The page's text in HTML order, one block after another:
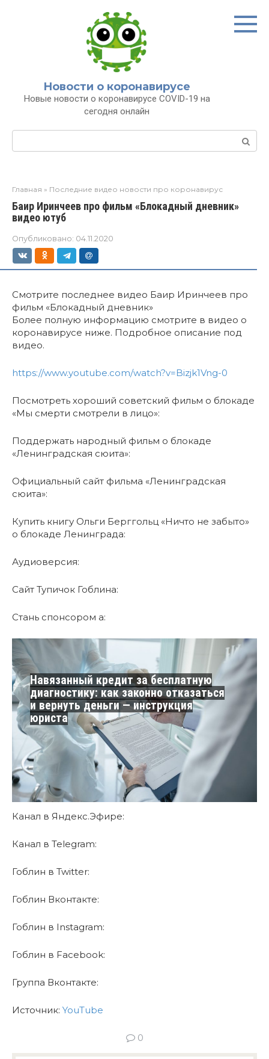
Новости о коронавирусе
Новые новости о коронавирусе COVID-19 на
сегодня онлайн
Главная » Последние видео новости про коронавирус
Баир Иринчеев про фильм «Блокадный дневник»
видео ютуб
Опубликовано: 04.11.2020
Смотрите последнее видео Баир Иринчеев про
фильм «Блокадный дневник»
Более полную информацию смотрите в видео о
коронавирусе ниже. Подробное описание под
видео.
https://www.youtube.com/watch?v=Bizjk1Vng-0
Посмотреть хороший советский фильм о блокаде
«Мы смерти смотрели в лицо»:
Поддержать народный фильм о блокаде
«Ленинградская сюита»:
Официальный сайт фильма «Ленинградская
сюита»:
Купить книгу Ольги Берггольц «Ничто не забыто»
о блокаде Ленинграда:
Аудиоверсия:
Сайт Тупичок Гоблина:
Стань спонсором а:
Навязанный кредит за бесплатную
диагностику: как законно отказаться
и вернуть деньги — инструкция
юриста
Канал в Яндекс.Эфире:
Канал в Telegram:
Гоблин в Twitter:
Гоблин Вконтакте:
Гоблин в Instagram:
Гоблин в Facebook:
Группа Вконтакте:
Источник: YouTube
0